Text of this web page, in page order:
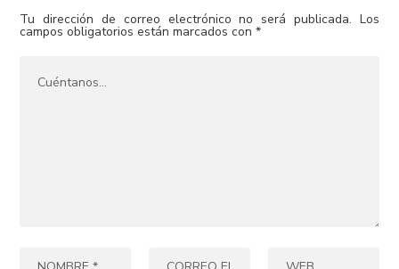
Tu dirección de correo electrónico no será publicada. Los
campos obligatorios están marcados con*